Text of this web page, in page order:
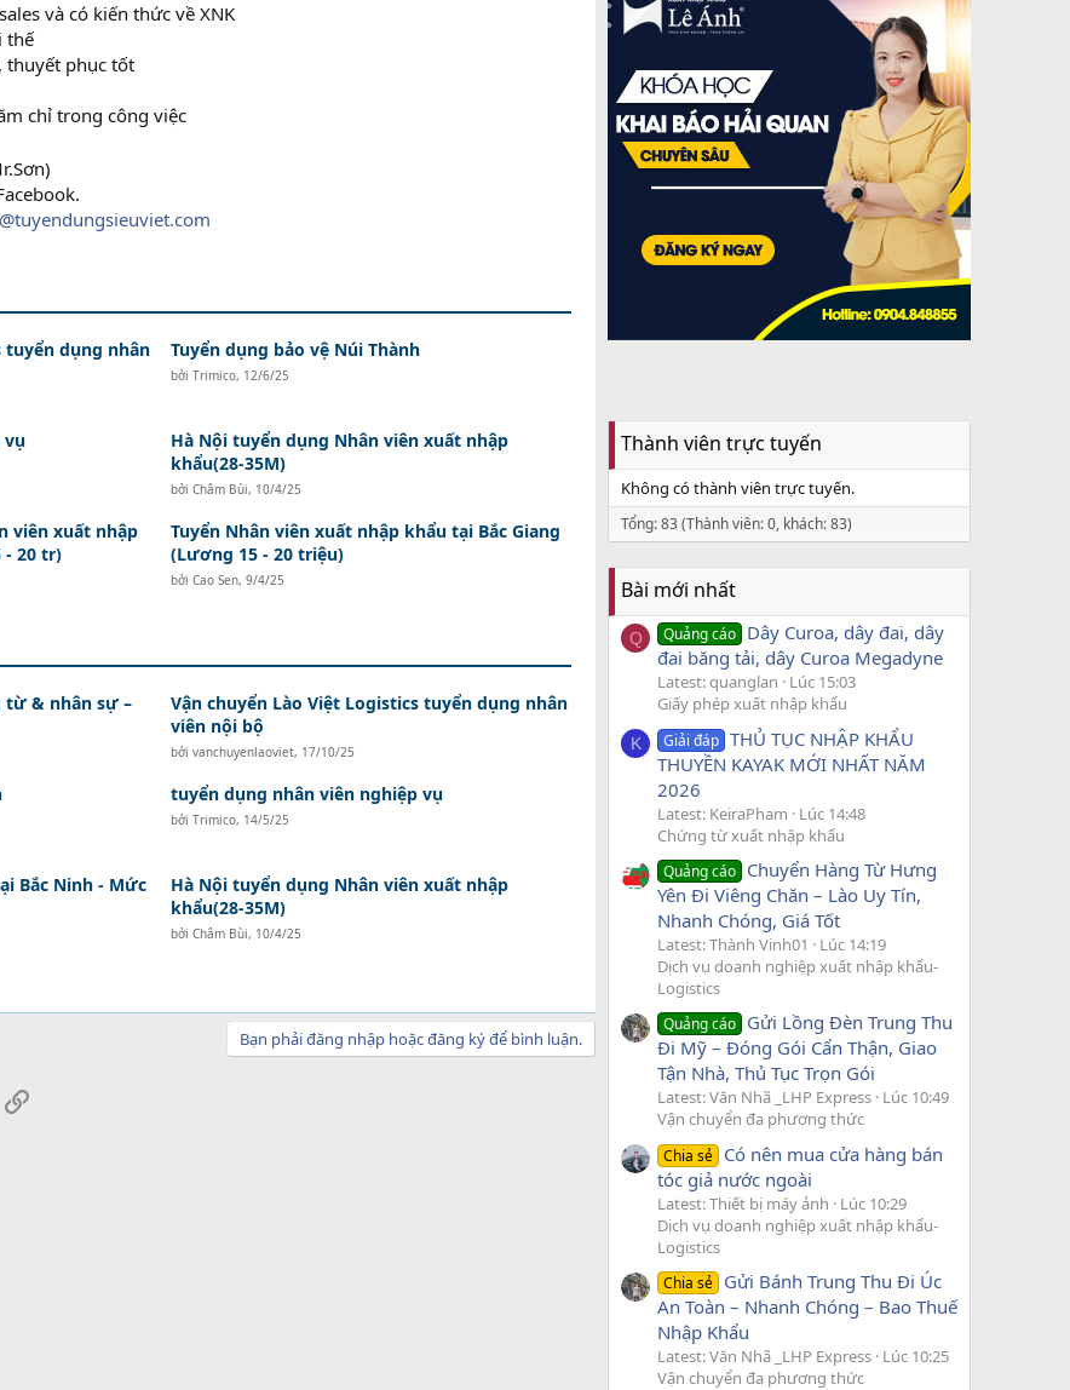
và có kiến thức về XNK
thế
thuyết phục tốt
chỉ trong công việc
tuyển dụng nhân
Tuyển dụng bảo vệ Núi Thành
bởi Trimico, 12/6/25
vụ
Hà Nội tuyển dụng Nhân viên xuất nhập
khẩu(28-35M)
bởi Châm Bùi, 10/4/25
viên xuất nhập
- 20 tr)
Tuyển Nhân viên xuất nhập khẩu tại Bắc Giang
(Lương 15 - 20 triệu)
bởi Cao Sen, 9/4/25
từ & nhân sự –
Vận chuyển Lào Việt Logistics tuyển dụng nhân
viên nội bộ
bởi vanchuyenlaoviet, 17/10/25
tuyển dụng nhân viên nghiệp vụ
bởi Trimico, 14/5/25
Bắc Ninh - Mức
Hà Nội tuyển dụng Nhân viên xuất nhập
khẩu(28-35M)
bởi Châm Bùi, 10/4/25
Bạn phải đăng nhập hoặc đăng ký để bình luận.
Link
Thành viên trực tuyến
Không có thành viên trực tuyến.
Tổng: 83 (Thành viên: 0, khách: 83)
Bài mới nhất
Q Quảng cáo Dây Curoa, dây đai, dây
đai băng tải, dây Curoa Megadyne
Latest: quanglan
Lúc 15:03
Giấy phép xuất nhập khẩu
K Giải đáp THỦ TỤC NHẬP KHẨU
THUYỀN KAYAK MỚI NHẤT NĂM
2026
Latest: KeiraPham
Lúc 14:48
Chứng từ xuất nhập khẩu
Quảng cáo Chuyển Hàng Từ Hưng
Yên Đi Viêng Chăn – Lào Uy Tín,
Nhanh Chóng, Giá Tốt
Latest: Thành Vinh01
Lúc 14:19
Dịch vụ doanh nghiệp xuất nhập khẩu-
Logistics
Quảng cáo Gửi Lồng Đèn Trung Thu
Đi Mỹ – Đóng Gói Cẩn Thận, Giao
Tận Nhà, Thủ Tục Trọn Gói
Latest: Văn Nhã _LHP Express Lúc 10:49
Vận chuyển đa phương thức
Chia sẻ Có nên mua cửa hàng bán
tóc giả nước ngoài
Latest: Thiết bị máy ảnh
Lúc 10:29
Dịch vụ doanh nghiệp xuất nhập khẩu-
Logistics
Chia sẻ Gửi Bánh Trung Thu Đi Úc
An Toàn – Nhanh Chóng – Bao Thuế
Nhập Khẩu
Latest: Văn Nhã _LHP Express Lúc 10:25
Vận chuyển đa phương thức